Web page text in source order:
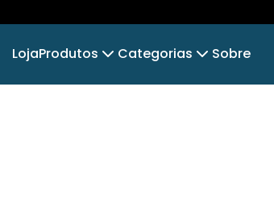
LojaProdutos
Camiseta
Categorias
PAI ENXADRISTA
Sobre